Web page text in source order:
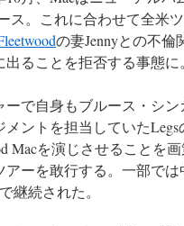
ス。これに合わせて全米
の妻Jennyとの不倫
ることを拒否する事態に。
で自身もブルース・シン
メントを担当していた
Macを演じさせることを
アーを敢行する。一部で
継続された。